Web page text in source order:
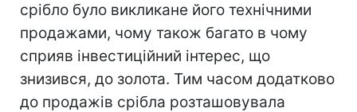
срібло було викликане його технічними
продажами, чому також багато в чому
сприяв інвестиційний інтерес, що
знизився, до золота. Тим часом додатково
до продажів срібла розташовувала